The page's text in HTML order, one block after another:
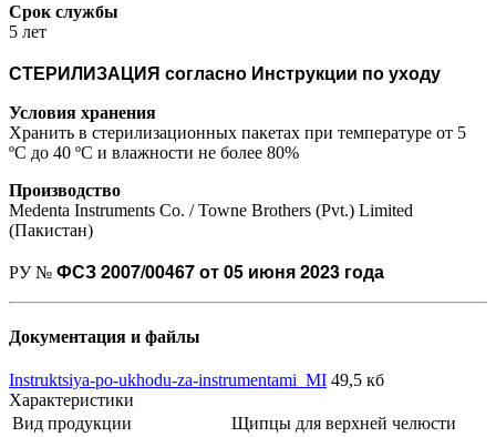
Срок службы
5 лет
СТЕРИЛИЗАЦИЯ согласно Инструкции по уходу
Условия хранения
Хранить в стерилизационных пакетах при температуре от 5
ºС до 40 ºС и влажности не более 80%
Производство
Medenta Instruments Co. / Towne Brothers (Pvt.) Limited
(Пакистан)
РУ № ФСЗ 2007/00467 от 05 июня 2023 года
Документация и файлы
Instruktsiya-po-ukhodu-za-instrumentami_MI 49,5 кб
Характеристики
Вид продукции
Щипцы для верхней челюсти